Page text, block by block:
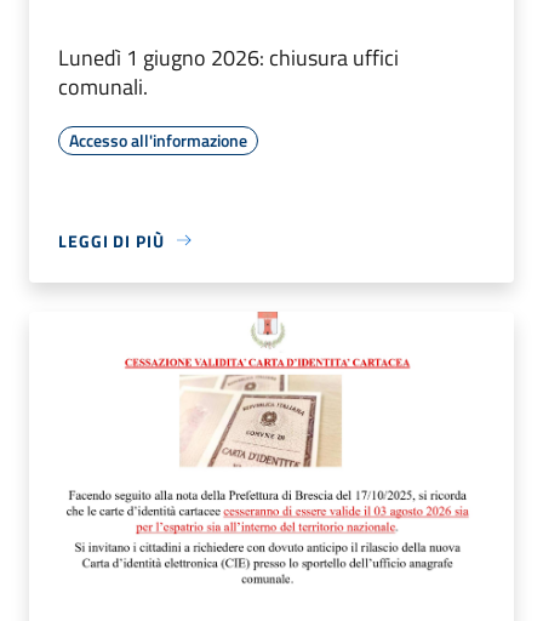
Lunedì 1 giugno 2026: chiusura uffici
comunali.
Accesso all'informazione
LEGGI DI PIÙ